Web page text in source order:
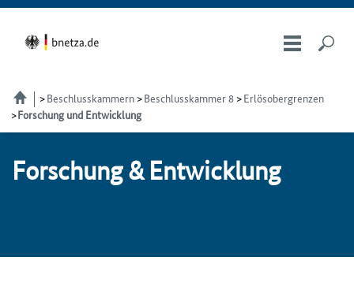
Beschlusskammern Beschlusskammer 8
Erlösobergrenzen
Forschung und Entwicklung
For­schung & Ent­wick­lung